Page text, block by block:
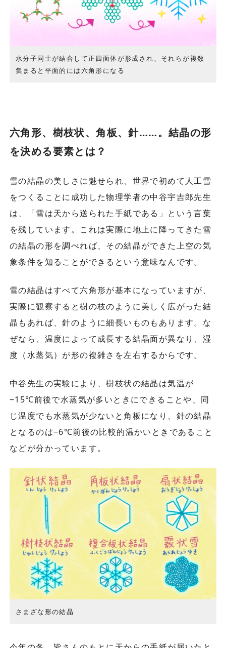
水分子同士が結合して正四面体が形成され、それらが複数
集まると平面的には六角形になる
六角形、樹枝状、角板、針……。結晶の形
を決める要素とは？
雪の結晶の美しさに魅せられ、世界で初めて人工雪
をつくることに成功した物理学者の中谷宇吉郎先生
は、「雪は天から送られた手紙である」という言葉
を残しています。これは実際に地上に降ってきた雪
の結晶の形を調べれば、その結晶ができた上空の気
象条件を知ることができるという意味なんです。
雪の結晶はすべて六角形が基本になっていますが、
実際に観察すると樹の枝のように美しく広がった結
晶もあれば、針のように細長いものもあります。な
ぜなら、温度によって成長する結晶面が異なり、湿
度（水蒸気）が形の複雑さを左右するからです。
中谷先生の実験により、樹枝状の結晶は気温が
−15℃前後で水蒸気が多いときにできることや、同
じ温度でも水蒸気が少ないと角板になり、針の結晶
となるのは−6℃前後の比較的温かいときであること
などが分かっています。
さまざな形の結晶